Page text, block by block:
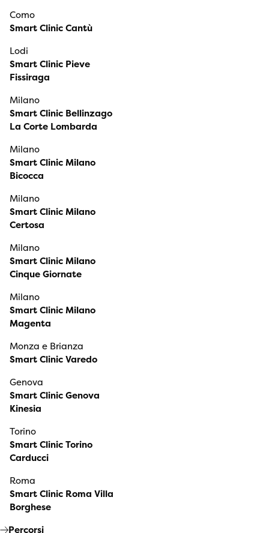
Como
Smart Clinic Cantù
Lodi
Smart Clinic Pieve
Fissiraga
Milano
Smart Clinic Bellinzago
La Corte Lombarda
Milano
Smart Clinic Milano
Bicocca
Milano
Smart Clinic Milano
Certosa
Milano
Smart Clinic Milano
Cinque Giornate
Milano
Smart Clinic Milano
Magenta
Monza e Brianza
Smart Clinic Varedo
Genova
Smart Clinic Genova
Kinesia
Torino
Smart Clinic Torino
Carducci
Roma
Smart Clinic Roma Villa
Borghese
Percorsi